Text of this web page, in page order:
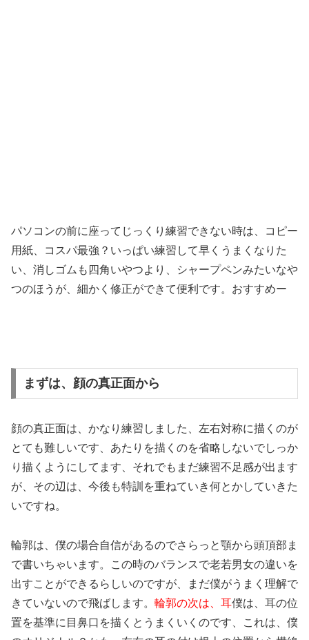
パソコンの前に座ってじっくり練習できない時は、コピー
用紙、コスパ最強？いっぱい練習して早くうまくなりた
い、消しゴムも四角いやつより、シャープペンみたいなや
つのほうが、細かく修正ができて便利です。おすすめー
まずは、顔の真正面から
顔の真正面は、かなり練習しました、左右対称に描くのが
とても難しいです、あたりを描くのを省略しないでしっか
り描くようにしてます、それでもまだ練習不足感が出ます
が、その辺は、今後も特訓を重ねていき何とかしていきた
いですね。
輪郭は、僕の場合自信があるのでさらっと顎から頭頂部ま
で書いちゃいます。この時のバランスで老若男女の違いを
出すことができるらしいのですが、まだ僕がうまく理解で
きていないので飛ばします。 輪郭の次は、耳僕は、耳の位
置を基準に目鼻口を描くとうまくいくのです、これは、僕